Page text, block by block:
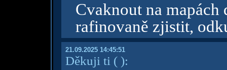
Cvaknout na mapách
rafinovaně zjistit,
21.09.2025 14:45:51
Děkuji ti ( ):